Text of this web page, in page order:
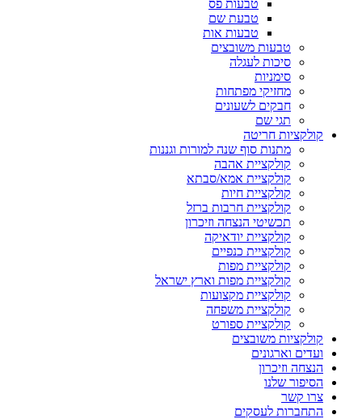
טבעות פס
טבעת שם
טבעות אות
טבעות משובצים
סיכות לעגלה
סימניות
מחזיקי מפתחות
חבקים לשעונים
תגי שם
קולקציות חריטה
מתנות סוף שנה למורות וגננות
קולקציית אהבה
קולקציית אמא/סבתא
קולקציית חיות
קולקציית חרבות ברזל
תכשיטי הנצחה וזיכרון
קולקציית יודאיקה
קולקציית כנפיים
קולקציית מפות
קולקציית מפות וארץ ישראל
קולקציית מקצועות
קולקציית משפחה
קולקציית ספורט
קולקציות משובצים
ועדים וארגונים
הנצחה וזיכרון
הסיפור שלנו
צרו קשר
התחברות לעסקים